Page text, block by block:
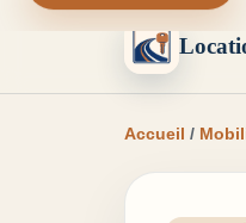
Accueil /